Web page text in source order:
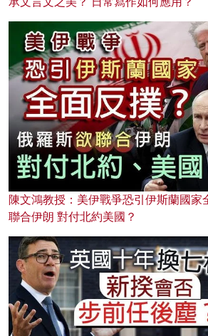
陳文鴻教授：美伊戰爭恐引伊斯蘭國家
聯合伊朗 對付北約美國？